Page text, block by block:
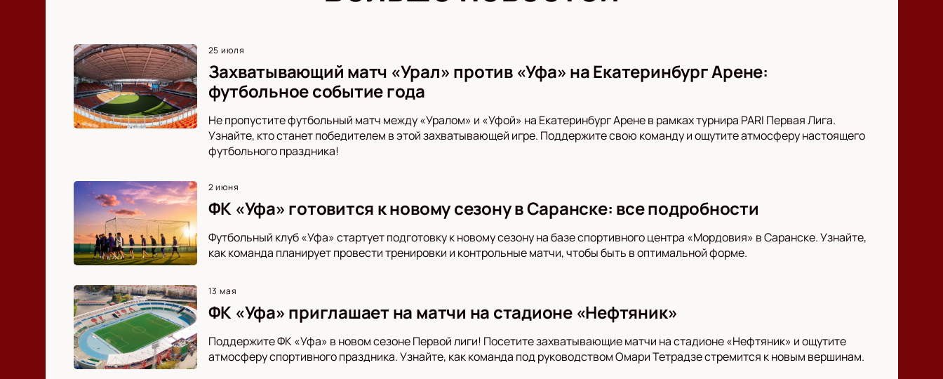
25 июля
Захватывающий матч «Урал» против «Уфа» на Екатеринбург Арене:
футбольное событие года
Не пропустите футбольный матч между «Уралом» и «Уфой» на Екатеринбург Арене в рамках турнира PARI Первая Лига.
Узнайте, кто станет победителем в этой захватывающей игре. Поддержите свою команду и ощутите атмосферу настоящего
футбольного праздника!
2 июня
ФК «Уфа» готовится к новому сезону в Саранске: все подробности
Футбольный клуб «Уфа» стартует подготовку к новому сезону на базе спортивного центра «Мордовия» в Саранске. Узнайте,
как команда планирует провести тренировки и контрольные матчи, чтобы быть в оптимальной форме.
13 мая
ФК «Уфа» приглашает на матчи на стадионе «Нефтяник»
Поддержите ФК «Уфа» в новом сезоне Первой лиги! Посетите захватывающие матчи на стадионе «Нефтяник» и ощутите
атмосферу спортивного праздника. Узнайте, как команда под руководством Омари Тетрадзе стремится к новым вершинам.